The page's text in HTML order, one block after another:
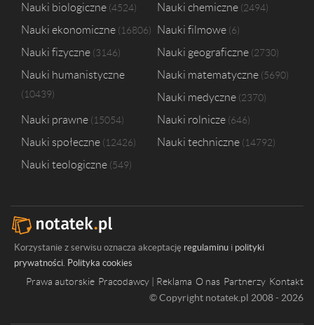
Nauki biologiczne 4524 Nauki chemiczne 2494
Nauki ekonomiczne 16806 Nauki filmowe 6
Nauki fizyczne 3146 Nauki geograficzne 2730
Nauki humanistyczne
10439
Nauki matematyczne 5690
Nauki medyczne 2370
Nauki prawne 15054 Nauki rolnicze 646
Nauki społeczne 12426 Nauki techniczne 14792
Nauki teologiczne 549
Korzystanie z serwisu oznacza akceptację regulaminu i polityki
prywatności. Polityka cookies
Prawa autorskie Pracodawcy | Reklama O nas Partnerzy Kontakt
© Copyright notatek.pl 2008 - 2026